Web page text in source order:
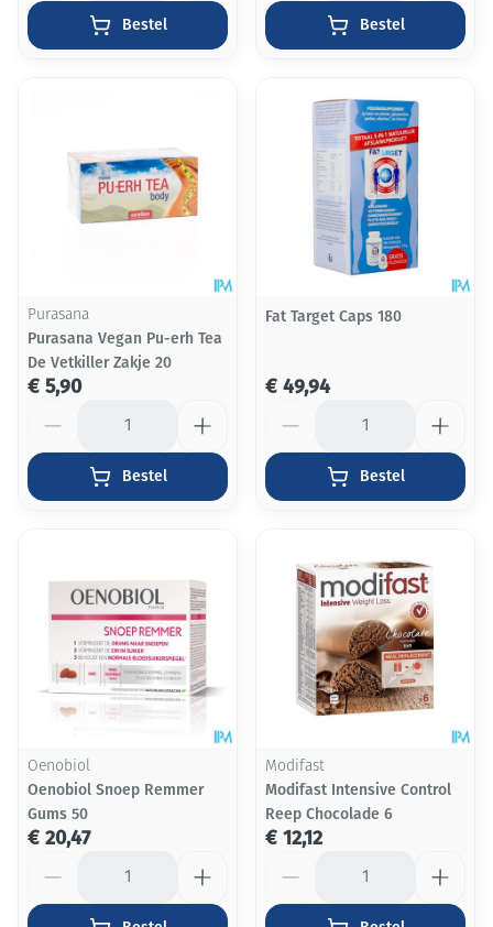
Bestel Bestel
Purasana
Purasana Vegan Pu-erh Tea
De Vetkiller Zakje 20
€ 5,90
Bestel
Fat Target Caps 180
€ 49,94
Bestel
Oenobiol
Oenobiol Snoep Remmer
Gums 50
€ 20,47
Modifast
Modifast Intensive Control
Reep Chocolade 6
€ 12,12